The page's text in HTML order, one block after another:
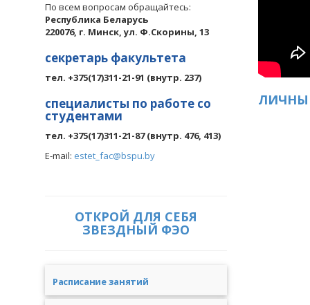
По всем вопросам обращайтесь:
Республика Беларусь
220076, г. Минск, ул. Ф.Скорины, 13
секретарь факультета
тел. +375(17)311-21-91 (внутр. 237)
специалисты по работе со
студентами
тел. +375(17)311-21-87 (внутр. 476, 413)
E-mail: estet_fac@bspu.by
ОТКРОЙ ДЛЯ СЕБЯ
ЗВЕЗДНЫЙ ФЭО
Расписание занятий